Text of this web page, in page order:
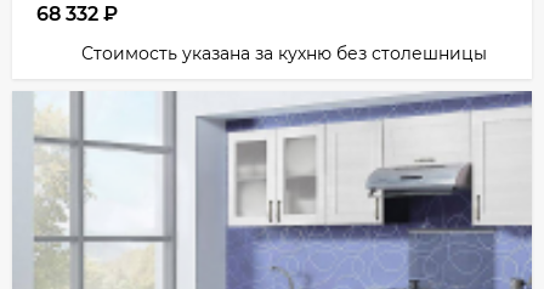
68 332 ₽
Стоимость указана за кухню без столешницы